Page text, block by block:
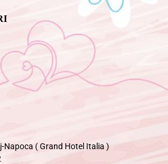
Napoca ( Grand Hotel Italia )